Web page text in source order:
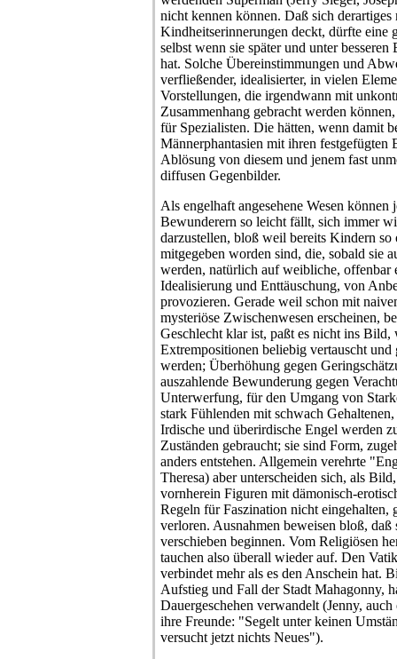
nicht kennen können. Daß sich derartiges
Kindheitserinnerungen deckt, dürfte eine
selbst wenn sie später und unter
hat. Solche Übereinstimmungen und
verfließender, idealisierter, in vielen
Vorstellungen, die irgendwann mit
Zusammenhang gebracht werden
für Spezialisten. Die hätten, wenn damit
Männerphantasien mit ihren festgefügten
Ablösung von diesem und jenem fast
diffusen Gegenbilder.
Als engelhaft angesehene Wesen können
Bewunderern so leicht fällt, sich immer
darzustellen, bloß weil bereits Kindern
mitgegeben worden sind, die, sobald sie
werden, natürlich auf weibliche, offenbar
Idealisierung und Enttäuschung, von
provozieren. Gerade weil schon mit
mysteriöse Zwischenwesen erscheinen,
Geschlecht klar ist, paßt es nicht ins
Extrempositionen beliebig vertauscht und
werden; Überhöhung gegen
auszahlende Bewunderung gegen
Unterwerfung, für den Umgang von
stark Fühlenden mit schwach
Irdische und überirdische Engel werden
Zuständen gebraucht; sie sind Form,
anders entstehen. Allgemein verehrte
Theresa) aber unterscheiden sich, als
vornherein Figuren mit dämonisch-
Regeln für Faszination nicht eingehalten,
verloren. Ausnahmen beweisen bloß, daß
verschieben beginnen. Vom Religiösen
tauchen also überall wieder auf. Den
verbindet mehr als es den Anschein hat.
Aufstieg und Fall der Stadt Mahagonny,
Dauergeschehen verwandelt (Jenny,
ihre Freunde: "Segelt unter keinen
versucht jetzt nichts Neues").